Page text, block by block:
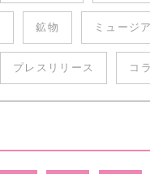
鉱物 ミュージ
プレスリリース コ